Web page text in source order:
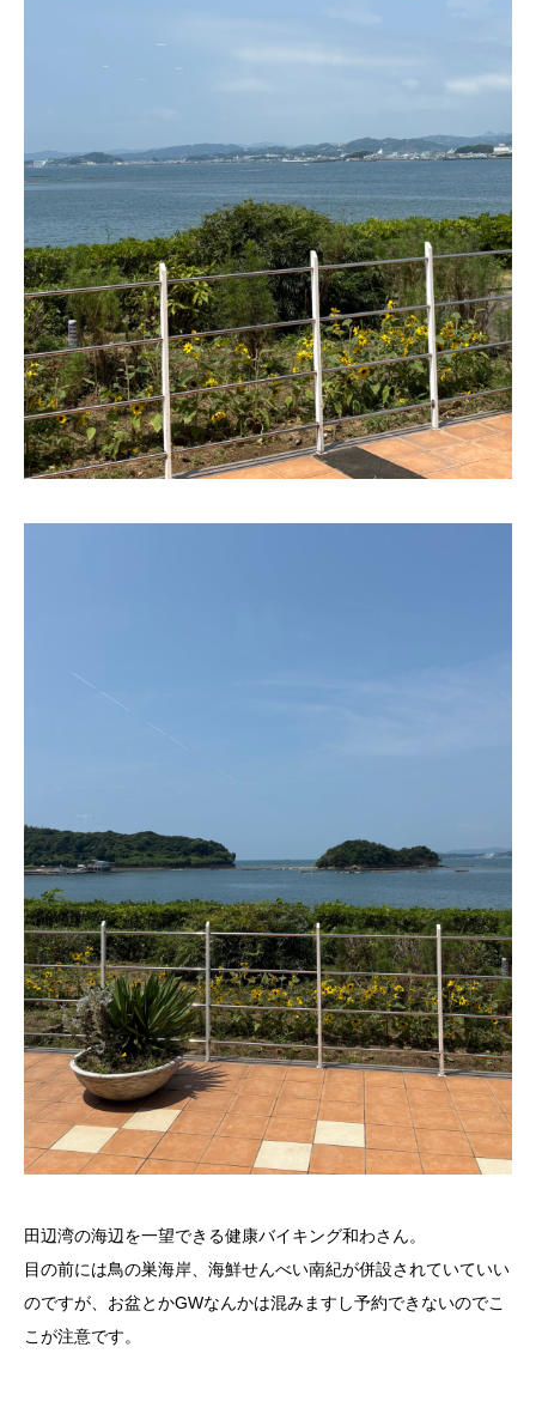
田辺湾の海辺を一望できる健康バイキング和わさん。
目の前には鳥の巣海岸、海鮮せんべい南紀が併設されていていい
のですが、お盆とかGWなんかは混みますし予約できないのでこ
こが注意です。